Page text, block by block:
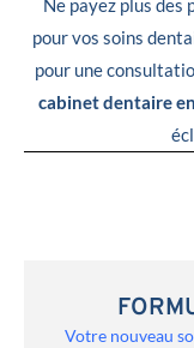
Ne payez plus
pour vos soins
pour une
cabinet dentaire
Votre nouveau